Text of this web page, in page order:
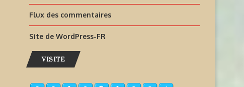
Flux des commentaires
Site de WordPress-FR
VISITE